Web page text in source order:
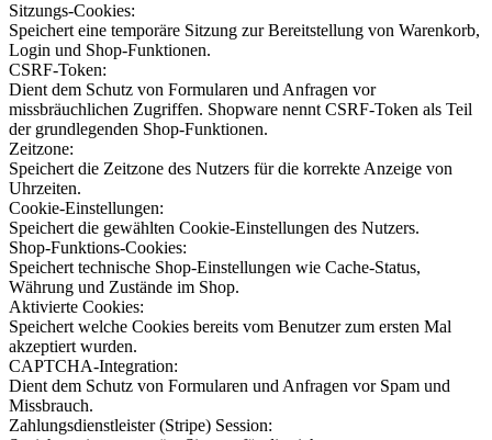
Sitzungs-Cookies:
Speichert eine temporäre Sitzung zur Bereitstellung von Warenkorb,
Login und Shop-Funktionen.
CSRF-Token:
Dient dem Schutz von Formularen und Anfragen vor
missbräuchlichen Zugriffen. Shopware nennt CSRF-Token als Teil
der grundlegenden Shop-Funktionen.
Zeitzone:
Speichert die Zeitzone des Nutzers für die korrekte Anzeige von
Uhrzeiten.
Cookie-Einstellungen:
Speichert die gewählten Cookie-Einstellungen des Nutzers.
Shop-Funktions-Cookies:
Speichert technische Shop-Einstellungen wie Cache-Status,
Währung und Zustände im Shop.
Aktivierte Cookies:
Speichert welche Cookies bereits vom Benutzer zum ersten Mal
akzeptiert wurden.
CAPTCHA-Integration:
Dient dem Schutz von Formularen und Anfragen vor Spam und
Missbrauch.
Zahlungsdienstleister (Stripe) Session: